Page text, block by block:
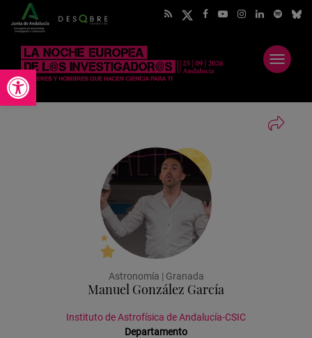
Abrir barra de herramientas
Abrir
menú
Astronomía | Granada
Manuel González García
Instituto de Astrofísica de Andalucía-CSIC
Departamento